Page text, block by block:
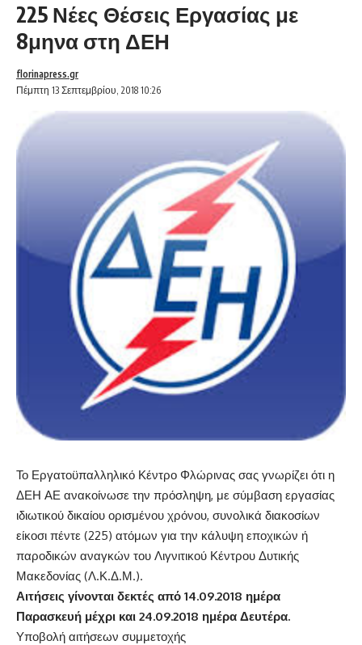
225 Νέες Θέσεις Εργασίας με
8μηνα στη ΔΕΗ
Πέμπτη 13 Σεπτεμβρίου, 2018 10:26
florinapress.gr
Το Εργατοϋπαλληλικό Κέντρο Φλώρινας σας γνωρίζει ότι η
ΔΕΗ ΑΕ ανακοίνωσε την πρόσληψη, με σύμβαση εργασίας
ιδιωτικού δικαίου ορισμένου χρόνου, συνολικά διακοσίων
είκοσι πέντε (225) ατόμων για την κάλυψη εποχικών ή
παροδικών αναγκών του Λιγνιτικού Κέντρου Δυτικής
Μακεδονίας (Λ.Κ.Δ.Μ.).
Αιτήσεις γίνονται δεκτές από 14.09.2018 ημέρα
Παρασκευή μέχρι και 24.09.2018 ημέρα Δευτέρα.
Υποβολή αιτήσεων συμμετοχής